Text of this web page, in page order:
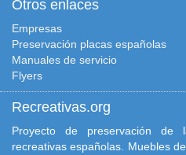
Otros enlaces
Empresas
Preservación placas españolas
Manuales de servicio
Flyers
Recreativas.org
Proyecto de preservación de
recreativas españolas. Muebles